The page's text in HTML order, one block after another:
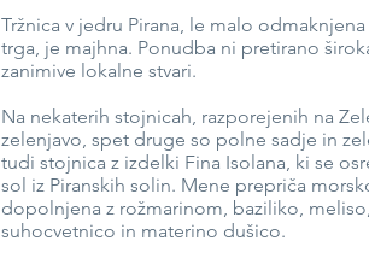
Tržnica v jedru Pirana, le malo
trga, je majhna. Ponudba ni pretirano
zanimive lokalne stvari.
Na nekaterih stojnicah, razporejenih na
zelenjavo, spet druge so polne sadje in
tudi stojnica z izdelki Fina Isolana, ki se
sol iz Piranskih solin. Mene prepriča
dopolnjena z rožmarinom, baziliko,
suhocvetnico in materino dušico.